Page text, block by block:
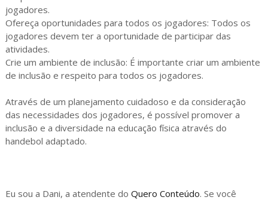
jogadores.
Ofereça oportunidades para todos os jogadores: Todos os
jogadores devem ter a oportunidade de participar das
atividades.
Crie um ambiente de inclusão: É importante criar um ambiente
de inclusão e respeito para todos os jogadores.
Através de um planejamento cuidadoso e da consideração
das necessidades dos jogadores, é possível promover a
inclusão e a diversidade na educação física através do
handebol adaptado.
Eu sou a Dani, a atendente do Quero Conteúdo. Se você